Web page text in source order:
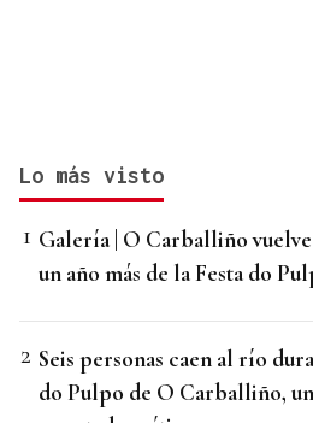
Lo más visto
Galería | O Carballiño
un año más de la Festa do
Seis personas caen al río
do Pulpo de O Carballiño,